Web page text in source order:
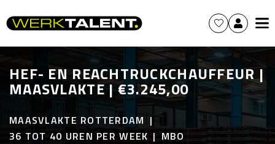
HEF- EN REACHTRUCKCHAUFFEUR |
MAASVLAKTE | €3.245,00
MAASVLAKTE ROTTERDAM
36 TOT 40 UREN PER WEEK
MBO